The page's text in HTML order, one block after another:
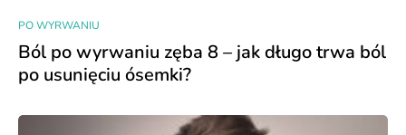
PO WYRWANIU
Ból po wyrwaniu zęba 8 – jak długo trwa ból
po usunięciu ósemki?